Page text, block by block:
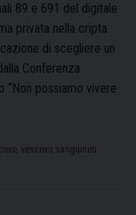
89 e 691 del digitale
privata nella cripta
di scegliere un
Conferenza
“Non possiamo vivere
vescovo sanguineti